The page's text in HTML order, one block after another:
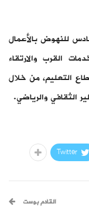
للنهوض بالأعمال
القرب والارتقاء
التعليم، من خلال
الثقافي والرياضي.
Twitter
القادم بوست